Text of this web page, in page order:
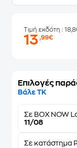
Τιμή εκδότη :
13,99€
Επιλογές
Βάλε ΤΚ
Σε BOX NOW
11/08
Σε κατάστημα